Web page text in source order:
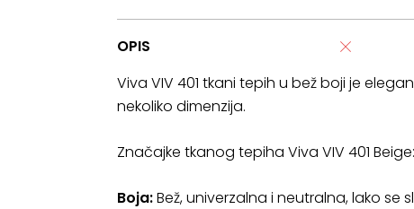
OPIS
Viva VIV 401 tkani tepih u bež boji je
nekoliko dimenzija.
Značajke tkanog tepiha Viva VIV 401 Beige:
Boja:Bež, univerzalna i neutralna, lako se